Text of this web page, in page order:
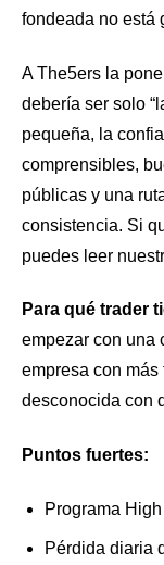
fondeada no está
A The5ers la
debería ser solo
pequeña, la
comprensibles,
públicas y una
consistencia. Si
puedes leer
Para qué trader
empezar con una
empresa con
desconocida con
Puntos fuertes:
Programa
Pérdida diaria